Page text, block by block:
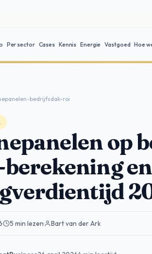
Per sector Cases Kennis Energie Vastgoed Hoe
bedrijfsdak-roi
op
en
· 5 min lezen· Bart van der Ark